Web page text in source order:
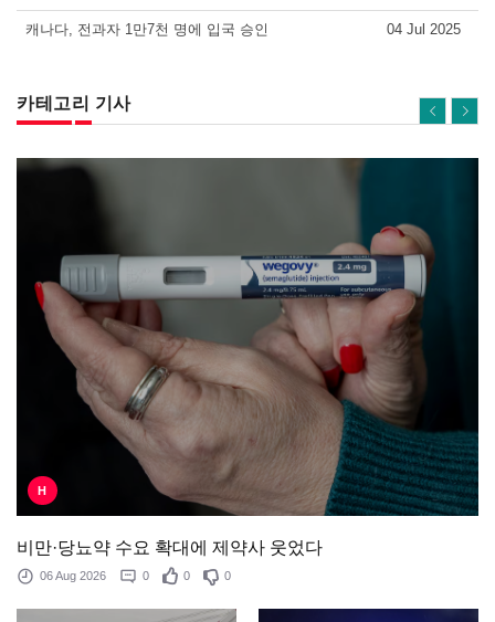
캐나다, 전과자 1만7천 명에 입국 승인 04 Jul 2025
카테고리 기사
H
비만·당뇨약 수요 확대에 제약사 웃었다
06 Aug 2026 0 0 0